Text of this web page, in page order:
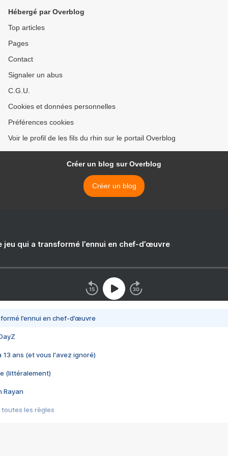
Hébergé par Overblog
Top articles
Pages
Contact
Signaler un abus
C.G.U.
Cookies et données personnelles
Préférences cookies
Voir le profil de les fils du rhin sur le portail Overblog
Créer un blog sur Overblog
Créer un blog
jeu qui a transformé l’ennui en chef-d’œuvre
l’ennui en chef-d’œuvre
13 ans (et vous l'avez ignoré)
(littéralement)
Rayan
toutes les règles